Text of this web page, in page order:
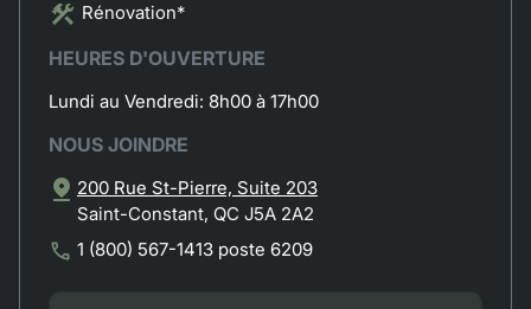
Rénovation*
HEURES D'OUVERTURE
Lundi au Vendredi: 8h00 à 17h00
NOUS JOINDRE
200 Rue St-Pierre, Suite 203
Saint-Constant, QC J5A 2A2
1 (800) 567-1413 poste 6209